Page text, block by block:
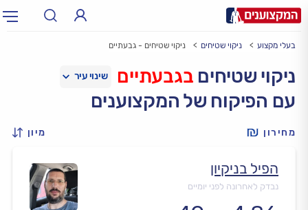
עירעיר: תל אביב, חיפה…
בעלי מקצוע ניקוי שטיחים ניקוי שטיחים - גבעתיים
ניקוי שטיחים בגבעתיים
עם הפיקוח של המקצוענים
מחירון מיון
הפיל בניקיון
נבדק לאחרונה לפני יומיים